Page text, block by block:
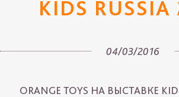
KIDS
04/03/2016
ORANGE TOYS НА ВЫСТАВКЕ